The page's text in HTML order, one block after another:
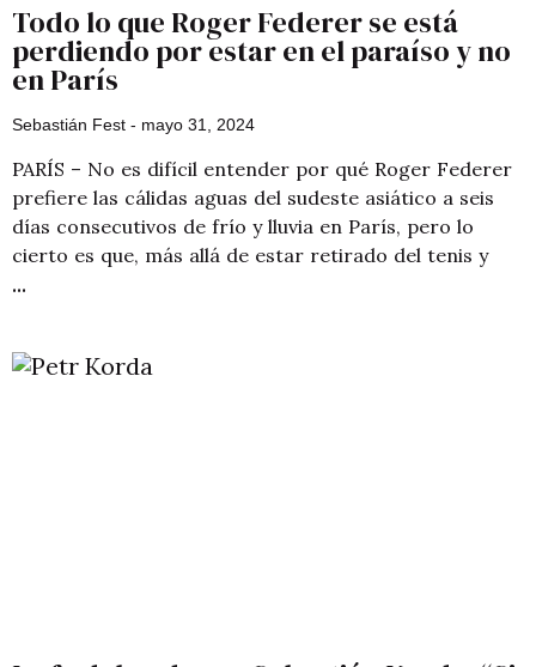
Todo lo que Roger Federer se está
perdiendo por estar en el paraíso y no
en París
Sebastián Fest mayo 31, 2024
PARÍS – No es difícil entender por qué Roger Federer
prefiere las cálidas aguas del sudeste asiático a seis
días consecutivos de frío y lluvia en París, pero lo
cierto es que, más allá de estar retirado del tenis y